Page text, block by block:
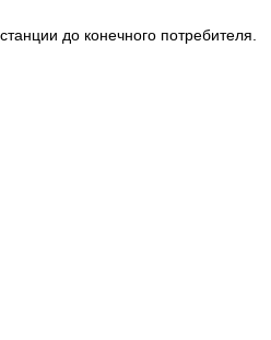
до конечного потребителя.